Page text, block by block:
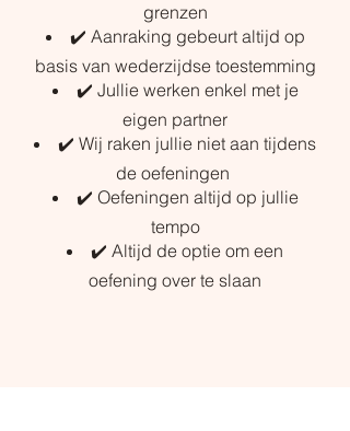
grenzen
✔️ Aanraking gebeurt altijd op
basis van wederzijdse toestemming
✔️ Jullie werken enkel met je
eigen partner
✔️ Wij raken jullie niet aan tijdens
de oefeningen
✔️ Oefeningen altijd op jullie
tempo
✔️ Altijd de optie om een
oefening over te slaan